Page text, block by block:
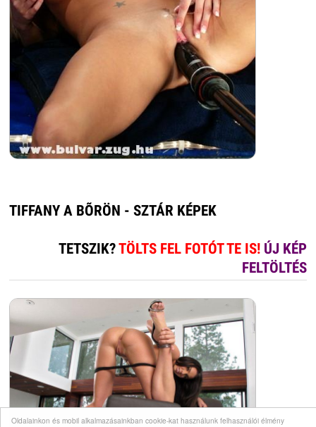
Oldalainkon és mobil alkalmazásainkban cookie-kat használunk felhasználói élmény
TIFFANY A BÕRÖN - SZTÁR KÉPEK
TETSZIK?TÖLTS FEL FOTÓT TE IS! ÚJ KÉP
FELTÖLTÉS